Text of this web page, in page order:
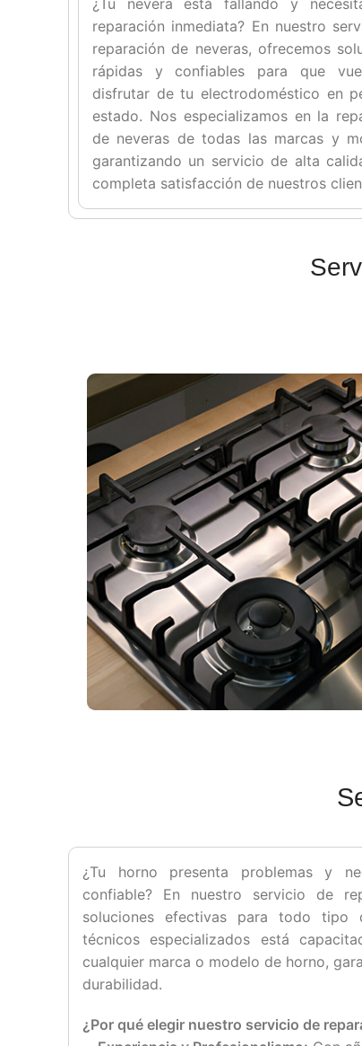
¿Tu nevera está fallando y
reparación inmediata? En nuestro
reparación de neveras, ofrecemos
rápidas y confiables para que
disfrutar de tu electrodoméstico en
estado. Nos especializamos en la
de neveras de todas las marcas y
garantizando un servicio de alta
completa satisfacción de nuestros
¿Tu horno presenta problemas y
confiable? En nuestro servicio de
soluciones efectivas para todo tipo
técnicos especializados está
cualquier marca o modelo de horno,
durabilidad.
¿Por qué elegir nuestro servicio de